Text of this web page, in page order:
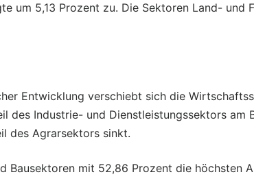
um 5,13 Prozent zu. Die Sektoren Land- und
Entwicklung verschiebt sich die
des Industrie- und Dienstleistungssektors am
des Agrarsektors sinkt.
Bausektoren mit 52,86 Prozent die höchsten